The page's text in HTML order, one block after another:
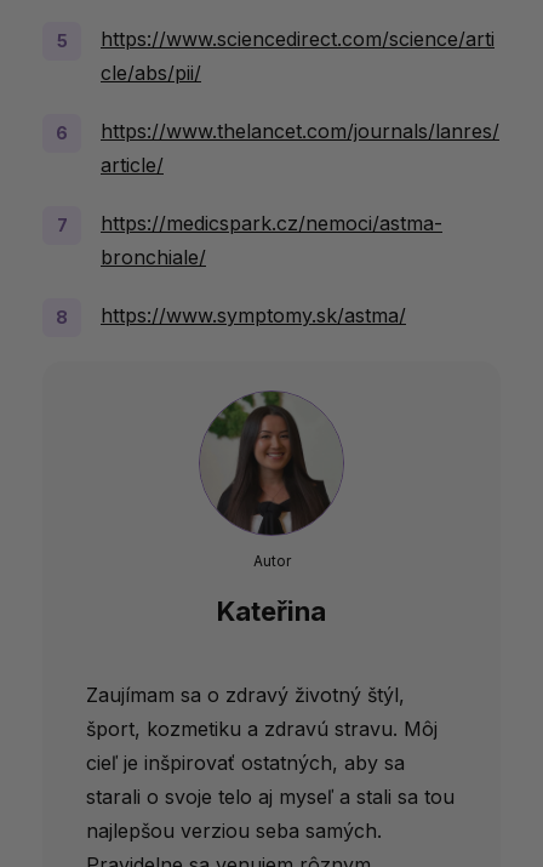
https://www.sciencedirect.com/science/arti
cle/abs/pii/
https://www.thelancet.com/journals/lanres/
article/
https://medicspark.cz/nemoci/astma-
bronchiale/
https://www.symptomy.sk/astma/
Autor
Kateřina
Zaujímam sa o zdravý životný štýl,
šport, kozmetiku a zdravú stravu. Môj
cieľ je inšpirovať ostatných, aby sa
starali o svoje telo aj myseľ a stali sa tou
najlepšou verziou seba samých.